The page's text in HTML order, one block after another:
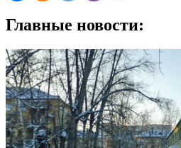
Главные новости: